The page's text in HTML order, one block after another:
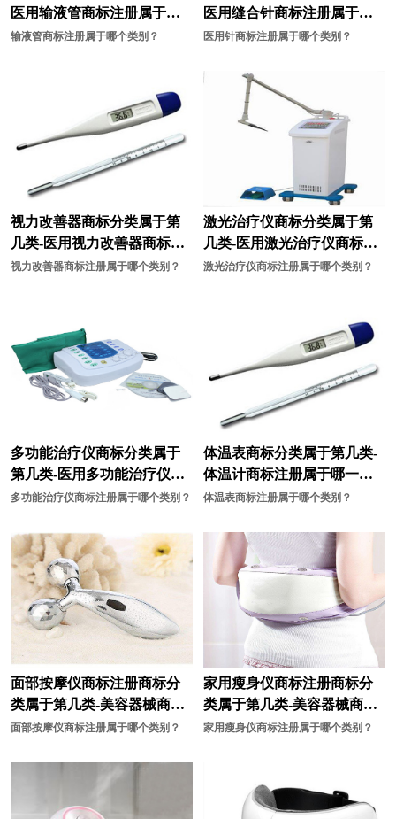
艺术商标注册 娱乐商标注册
乐器商标注册
油漆商标注册 药品商标注册
眼镜商标注册
游戏商标注册 婴儿用品商标注册
装饰商标注册 咨询商标注册
枕头商标注册 纸制品商标注册
医用输液管商标注册属于哪
一类？
输液管商标注册属于哪个类别？
医用缝合针商标注册属于哪
一类？
医用针商标注册属于哪个类别？
视力改善器商标分类属于第
几类-医用视力改善器商标注
册属于哪一类？
视力改善器商标注册属于哪个类别？
激光治疗仪商标分类属于第
几类-医用激光治疗仪商标注
册属于哪一类？
激光治疗仪商标注册属于哪个类别？
多功能治疗仪商标分类属于
第几类-医用多功能治疗仪商
标注册属于哪一类？
多功能治疗仪商标注册属于哪个类别？
体温表商标分类属于第几类-
体温计商标注册属于哪一
类？
体温表商标注册属于哪个类别？
面部按摩仪商标注册商标分
类属于第几类-美容器械商标
注册商标注册属于哪一类？
面部按摩仪商标注册属于哪个类别？
家用瘦身仪商标注册商标分
类属于第几类-美容器械商标
注册商标注册属于哪一类？
家用瘦身仪商标注册属于哪个类别？